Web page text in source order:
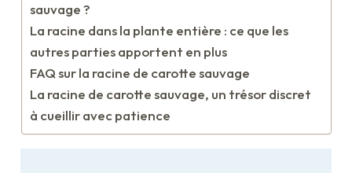
sauvage ?
La racine dans la plante entière : ce que les
autres parties apportent en plus
FAQ sur la racine de carotte sauvage
La racine de carotte sauvage, un trésor discret
à cueillir avec patience